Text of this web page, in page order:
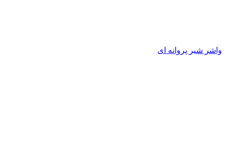
واشر شیر پروانه ای